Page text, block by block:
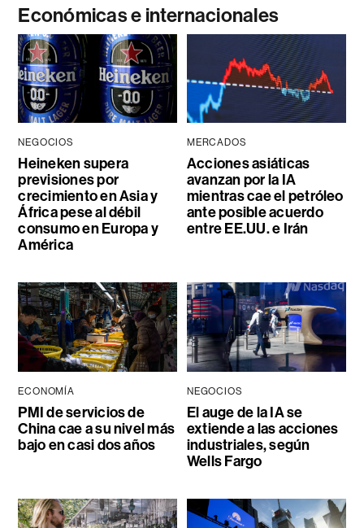
Económicas e internacionales
NEGOCIOS
Heineken supera
previsiones por
crecimiento en Asia y
África pese al débil
consumo en Europa y
América
MERCADOS
Acciones asiáticas
avanzan por la IA
mientras cae el petróleo
ante posible acuerdo
entre EE.UU. e Irán
ECONOMÍA
PMI de servicios de
China cae a su nivel más
bajo en casi dos años
NEGOCIOS
El auge de la IA se
extiende a las acciones
industriales, según
Wells Fargo